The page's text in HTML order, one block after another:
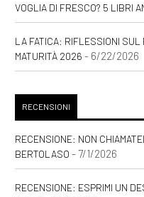
VOGLIA DI FRESCO? 5 LIBRI
LA FATICA: RIFLESSIONI
MATURITÀ 2026 - 6/22/2026
RECENSIONI
RECENSIONE: NON
BERTOLASO - 7/1/2026
RECENSIONE: ESPRIMI UN